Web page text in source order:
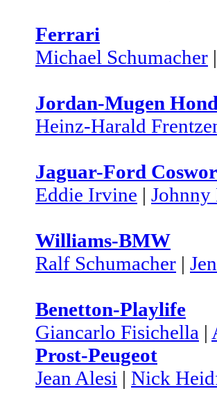
Ferrari
Michael Schumacher |
Jordan-Mugen
Heinz-Harald
Jaguar-Ford
Eddie Irvine | Johnny
Williams-BMW
Ralf Schumacher |
Benetton-Playlife
Giancarlo Fisichella |
Prost-Peugeot
Jean Alesi | Nick